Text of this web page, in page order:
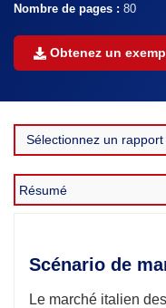
Nombre de pages : 80
Obtenez un
Scénario de
Le marché italien